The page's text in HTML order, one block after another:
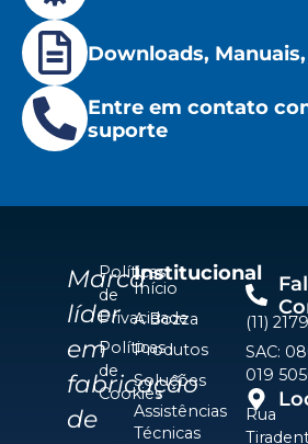
Downloads,
Entre em contato
suporte
Marca
líder
em
fabricação
de
Políticas
de
Privacidade
Políticas
de
Cookies
Institucional
Início
A Bozza
Produtos
Soluções
Assistências
Técnicas
Rua
(11)
SAC:
019